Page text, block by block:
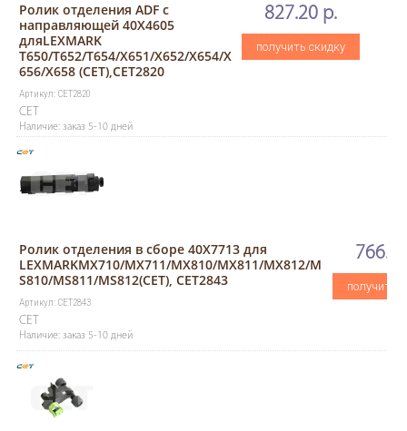
Ролик отделения ADF с
направляющей 40X4605
дляLEXMARK
T650/T652/T654/X651/X652/X654/X
656/X658 (CET),CET2820
Артикул: CET2820
CET
Наличие: заказ 5-10 дней
827.20 р.
получить скидку
Ролик отделения в сборе 40X7713 для
LEXMARKMX710/MX711/MX810/MX811/MX812/M
S810/MS811/MS812(CET), CET2843
Артикул: CET2843
CET
Наличие: заказ 5-10 дней
получить